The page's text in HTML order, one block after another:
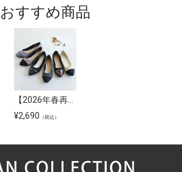
おすすめ商品
¥2,690 （税込）